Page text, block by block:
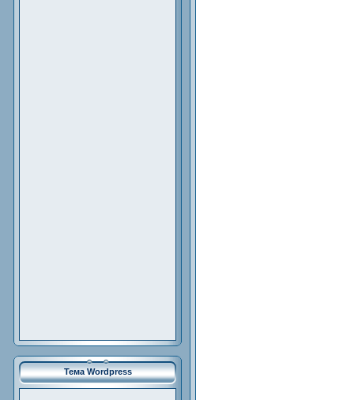
Тема Wordpress